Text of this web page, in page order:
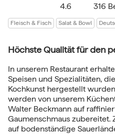
4.6 316
Fleisch & Fisch Salat & Bowl
Höchste Qualität für den
In unserem Restaurant
Speisen und Spezialitäten,
Kochkunst hergestellt
werden von unserem
Walter Beckmann auf
Gaumenschmaus zubereitet.
auf bodenständige